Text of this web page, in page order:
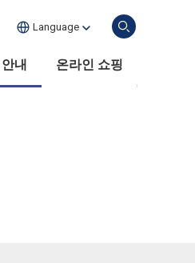
내 온라인 쇼핑
Language